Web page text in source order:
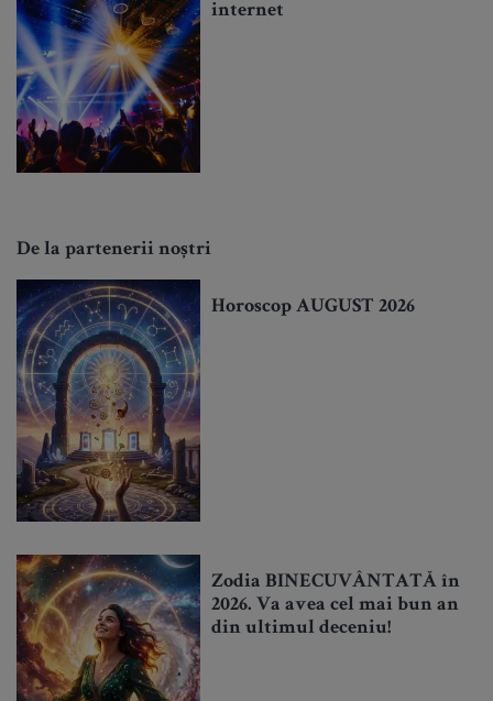
internet
De la partenerii noștri
Horoscop AUGUST 2026
Zodia BINECUVÂNTATĂ în
2026. Va avea cel mai bun an
din ultimul deceniu!